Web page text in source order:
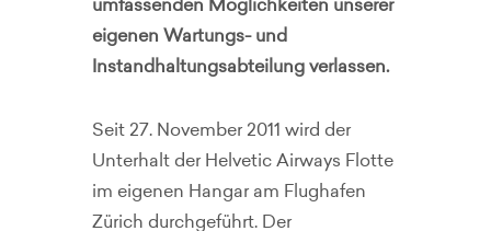
umfassenden Möglichkeiten unserer
eigenen Wartungs- und
Instandhaltungsabteilung verlassen.
Seit 27. November 2011 wird der
Unterhalt der Helvetic Airways Flotte
im eigenen Hangar am Flughafen
Zürich durchgeführt. Der